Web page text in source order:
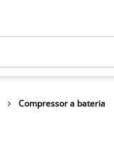
Compressor a bateria